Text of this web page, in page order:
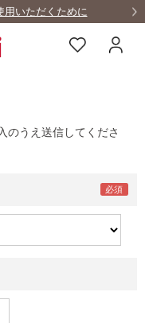
いただくために
のうえ送信してくださ